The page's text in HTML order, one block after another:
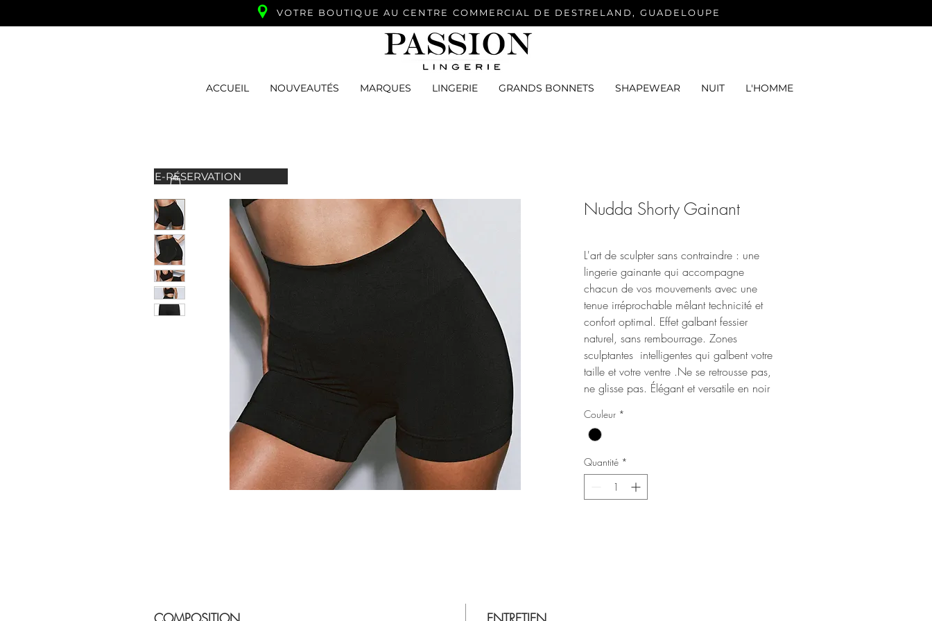
VOTRE BOUTIQUE AU CENTRE COMMERCIAL DE DESTRELAND, GUADELOUPE
ACCUEIL NOUVEAUTÉS MARQUES LINGERIE GRANDS BONNETS SHAPEWEAR NUIT L'HOMME
Nudda Shorty Gainant
L'art de sculpter sans contraindre : une
lingerie gainante qui accompagne
chacun de vos mouvements avec une
tenue irréprochable mêlant technicité et
confort optimal. Effet galbant fessier
naturel, sans rembourrage. Zones
sculptantes intelligentes qui galbent votre
taille et votre ventre .Ne se retrousse pas,
ne glisse pas. Élégant et versatile en noir
Couleur *
Quantité *
E-RÉSERVATION